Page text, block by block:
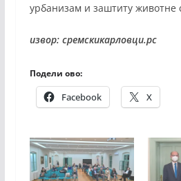
урбанизам и заштиту животне
извор: сремскикарловци.рс
Подели ово:
Facebook X